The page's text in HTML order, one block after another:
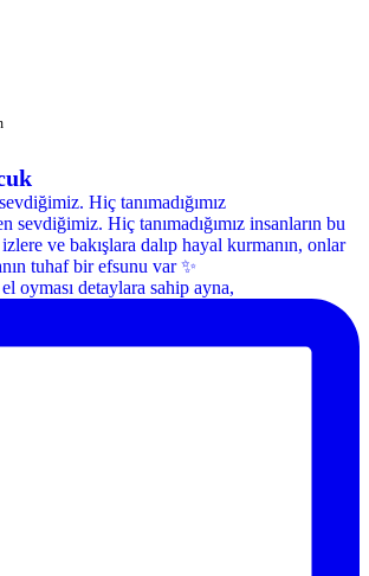
Hiç tanımadığımız
oyması detaylara sahip ayna,